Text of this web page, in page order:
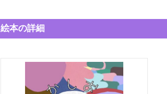
絵本の詳細